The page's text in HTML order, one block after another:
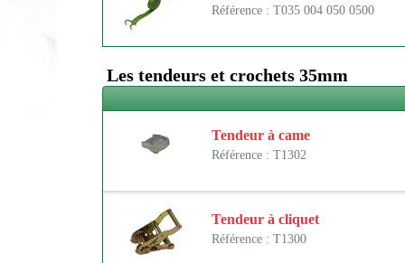
Référence : T035 004 050 0500
Les tendeurs et crochets 35mm
Tendeur à came
Référence : T1302
Tendeur à cliquet
Référence : T1300